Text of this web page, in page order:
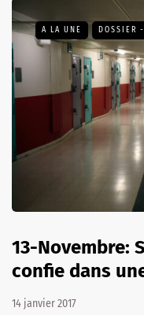
A LA UNE DOSSIER
13-Novembre:
confie dans
14 janvier 2017